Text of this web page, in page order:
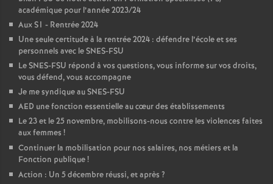
académique pour l’année 2023/24
Aux S1 - Rentrée 2024
Une seule certitude à la rentrée 2024 : défendre l’école et ses
personnels avec le SNES-FSU
Le SNES-FSU répond à vos questions, vous informe sur vos droits,
vous défend, vous accompagne
Je me syndique au SNES-FSU
AED une fonction essentielle au cœur des établissements
Le 23 et le 25 novembre, mobilisons-nous contre les violences faites
aux femmes !
Continuer la mobilisation pour nos salaires, nos métiers et la
Fonction publique!
Action : Un 5 décembre réussi, et après ?